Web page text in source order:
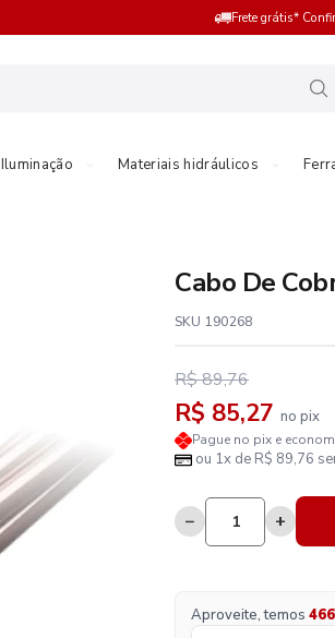
Frete grátis*
Iluminação Materiais hidráulicos
Cabo De
SKU 190268
R$ 89,76
R$ 85,27 no pix
Pague no pix e
ou 1x de R$ 89,76
− +
Aproveite, temos